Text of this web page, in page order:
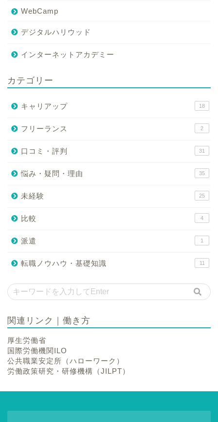
WebCamp
デジタルハリウッド
インターネットアカデミー
カテゴリー
キャリアップ 18
フリーランス 2
口コミ・評判 31
悩み・疑問・理由 35
未経験 25
比較 4
派遣 1
転職ノウハウ・基礎知識 11
関連リンク｜働き方
厚生労働省
国際労働機関ILO
公共職業安定所（ハローワーク）
労働政策研究・研修機構（JILPT）